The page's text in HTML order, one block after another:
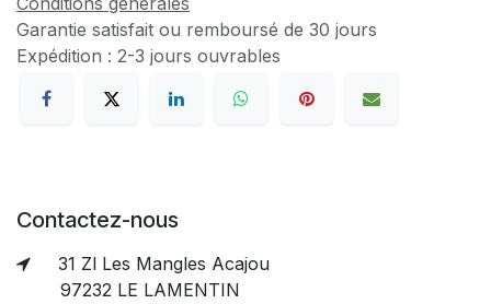
Garantie satisfait ou remboursé de 30 jours
Expédition : 2-3 jours ouvrables
Contactez-nous
31 Zl Les Mangles Acajou
97232 LE LAMENTIN